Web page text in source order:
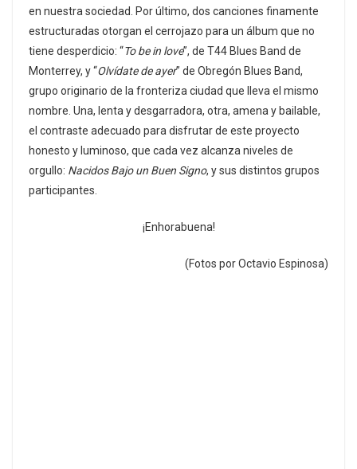
en nuestra sociedad. Por último, dos canciones finamente
estructuradas otorgan el cerrojazo para un álbum que no
tiene desperdicio: “To be in love”, de T44 Blues Band de
Monterrey, y “Olvídate de ayer” de Obregón Blues Band,
grupo originario de la fronteriza ciudad que lleva el mismo
nombre. Una, lenta y desgarradora, otra, amena y bailable,
el contraste adecuado para disfrutar de este proyecto
honesto y luminoso, que cada vez alcanza niveles de
orgullo: Nacidos Bajo un Buen Signo, y sus distintos grupos
participantes.
¡Enhorabuena!
(Fotos por Octavio Espinosa)